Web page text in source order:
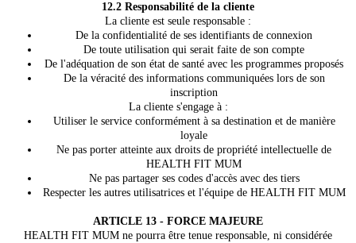
12.2 Responsabilité de la cliente
La cliente est seule responsable :
De la confidentialité de ses identifiants de connexion
De toute utilisation qui serait faite de son compte
De l'adéquation de son état de santé avec les programmes proposés
De la véracité des informations communiquées lors de son
inscription
La cliente s'engage à :
Utiliser le service conformément à sa destination et de manière
loyale
Ne pas porter atteinte aux droits de propriété intellectuelle de
HEALTH FIT MUM
Ne pas partager ses codes d'accès avec des tiers
Respecter les autres utilisatrices et l'équipe de HEALTH FIT MUM
ARTICLE 13 - FORCE MAJEURE
HEALTH FIT MUM ne pourra être tenue responsable, ni considérée